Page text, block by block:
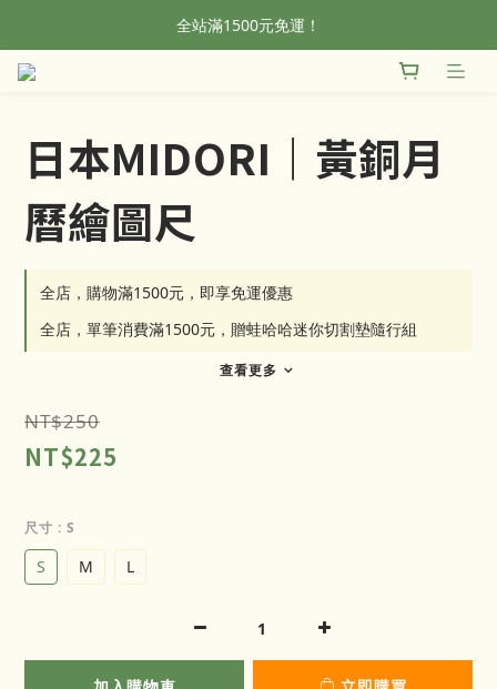
全站滿1500元免運！
全站滿1500元免運！
加入會員，首單輸入折扣碼NEWFROG，滿800現折50
日本MIDORI｜黃銅月
曆繪圖尺
全店，購物滿1500元，即享免運優惠
全店，單筆消費滿1500元，贈蛙哈哈迷你切割墊隨行組
查看更多
NT$250
NT$225
尺寸 : S
S M L